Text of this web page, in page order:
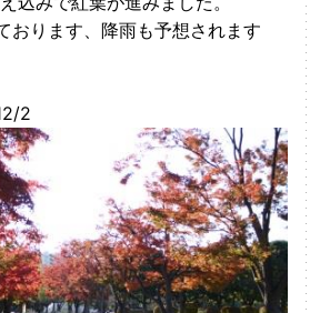
おります、降雨も予想されます
2